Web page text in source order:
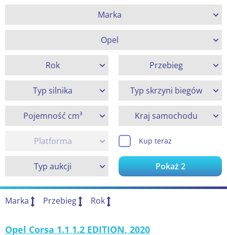
Marka
Opel
Rok Przebieg
Typ silnika Typ skrzyni biegów
Pojemność cm³ Kraj samochodu
Platforma Kup teraz
Typ aukcji Pokaż2
Marka Przebieg Rok
Opel Corsa 1.1 1.2 EDITION, 2020